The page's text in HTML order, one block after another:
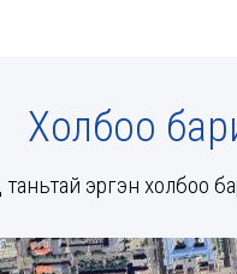
Холбоо
эргэн холбоо